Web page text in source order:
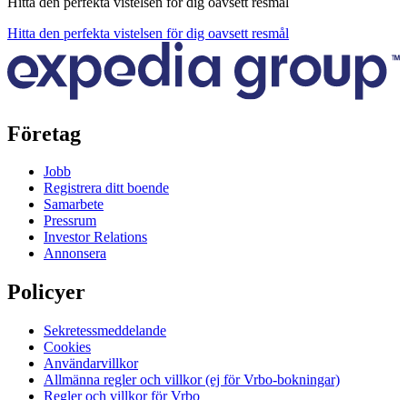
Hitta den perfekta vistelsen för dig oavsett resmål
Företag
Jobb
Registrera ditt boende
Samarbete
Pressrum
Investor Relations
Annonsera
Policyer
Sekretessmeddelande
Cookies
Användarvillkor
Allmänna regler och villkor (ej för Vrbo-bokningar)
Regler och villkor för Vrbo